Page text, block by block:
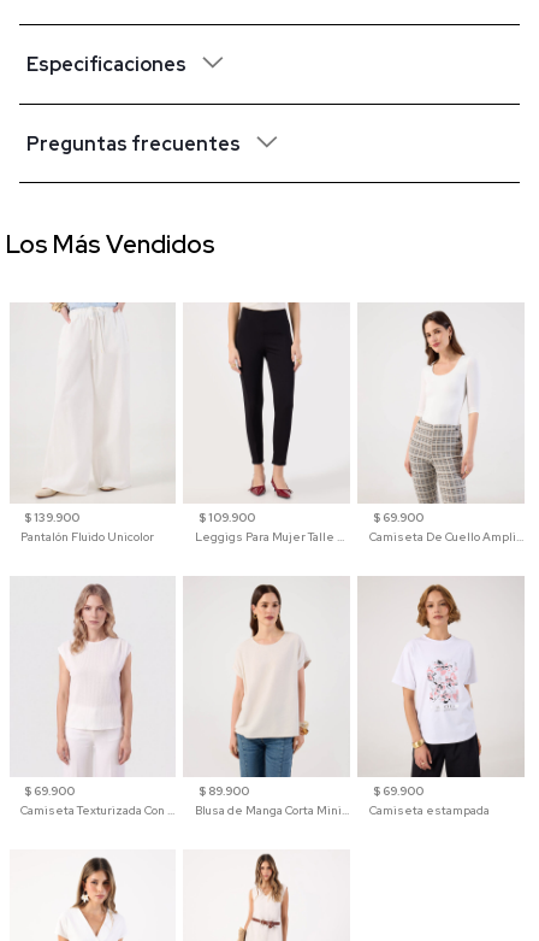
Especificaciones
Preguntas frecuentes
$ 139.900
Pantalón Fluido Unicolor
$ 109.900
$ 69.900
$ 69.900
$ 89.900
$ 69.900
Camiseta estampada
Los Más Vendidos